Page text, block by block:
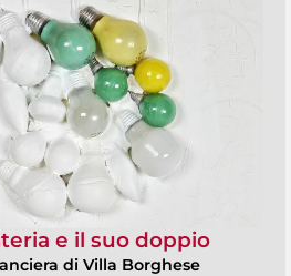
e il suo doppio
di Villa Borghese